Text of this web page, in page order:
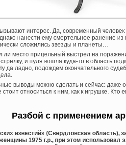
интерес. Да, современный
нанести ему смертельное ранение
сложились звезды и планеты…
ли место прицельный выстрел на
и пуля вошла куда-то в область
да ладно, подождем окончательного
выводы можно сделать и сейчас:
относиться к ним, как к игрушке. Кто
Разбой с применением
известий» (Свердловская область),
1975 г.р., при этом использовал